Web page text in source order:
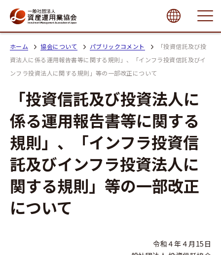
close
ホーム 協会について パブリックコメント
「投資信託及び投
資法人に係る運用報告書等に関する規則」、「インフラ投資信託及びイ
ンフラ投資法人に関する規則」等の一部改正について
「投資信託及び投資法人に
係る運用報告書等に関する
規則」、「インフラ投資信
託及びインフラ投資法人に
関する規則」等の一部改正
について
令和４年４月15日